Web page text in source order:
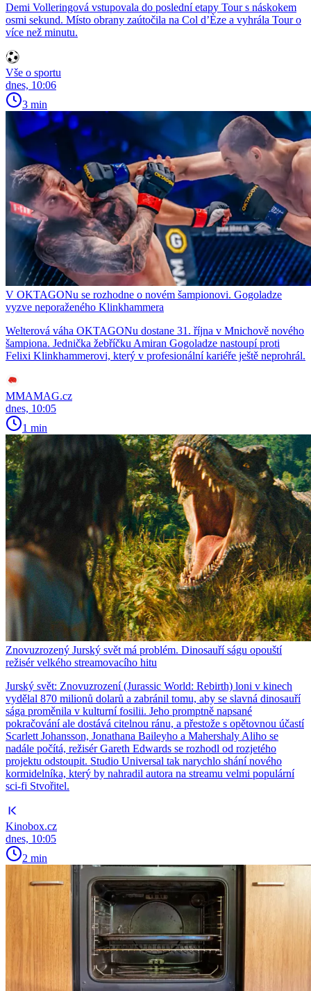
Demi Volleringová vstupovala do poslední etapy Tour s náskokem
osmi sekund. Místo obrany zaútočila na Col d’Èze a vyhrála Tour o
více než minutu.
Vše o sportu
dnes, 10:06
3 min
V OKTAGONu se rozhodne o novém šampionovi. Gogoladze
vyzve neporaženého Klinkhammera
Welterová váha OKTAGONu dostane 31. října v Mnichově nového
šampiona. Jednička žebříčku Amiran Gogoladze nastoupí proti
Felixi Klinkhammerovi, který v profesionální kariéře ještě neprohrál.
MMAMAG.cz
dnes, 10:05
1 min
Znovuzrozený Jurský svět má problém. Dinosauří ságu opouští
režisér velkého streamovacího hitu
Jurský svět: Znovuzrození (Jurassic World: Rebirth) loni v kinech
vydělal 870 milionů dolarů a zabránil tomu, aby se slavná dinosauří
sága proměnila v kulturní fosilii. Jeho promptně napsané
pokračování ale dostává citelnou ránu, a přestože s opětovnou účastí
Scarlett Johansson, Jonathana Baileyho a Mahershaly Aliho se
nadále počítá, režisér Gareth Edwards se rozhodl od rozjetého
projektu odstoupit. Studio Universal tak narychlo shání nového
kormidelníka, který by nahradil autora na streamu velmi populární
sci-fi Stvořitel.
Kinobox.cz
dnes, 10:05
2 min